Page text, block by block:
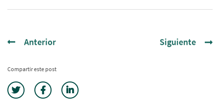
Anterior Siguiente
Compartir este post